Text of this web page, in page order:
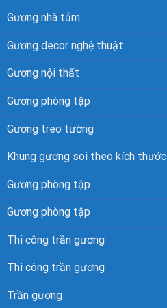
Gương nhà tắm
Gương decor nghệ thuật
Gương nội thất
Gương phòng tập
Gương treo tường
Khung gương soitheo kích thước
Gương phòng tập
Gương phòng tập
Thi công trần gương
Thi công trần gương
Trần gương